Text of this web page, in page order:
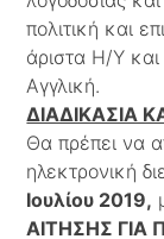
πολιτική και
άριστα Η/Υ και
Αγγλική.
ΔΙΑΔΙΚΑΣΙΑ
Θα πρέπει να
ηλεκτρονική
Ιουλίου 2019,
ΑΙΤΗΣΗΣ ΓΙΑ